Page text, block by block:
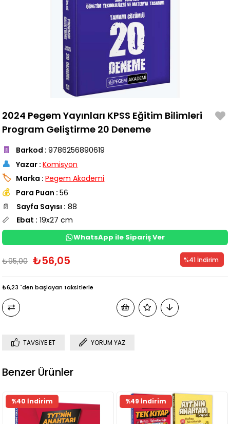
2024 Pegem Yayınları KPSS Eğitim Bilimleri
Program Geliştirme 20 Deneme
🧾 Barkod : 9786256890619
👤 Yazar : Komisyon
🏷️ Marka : Pegem Akademi
💰 Para Puan : 56
📄
Sayfa Sayısı : 88
📏
Ebat : 19x27 cm
WhatsApp ile Sipariş Ver
₺95,00 ₺56,05 %41 İndirim
₺6,23 `den başlayan taksitlerle
TAVSIYE ET YORUM YAZ
Benzer Ürünler
%40 İndirim %49 İndirim